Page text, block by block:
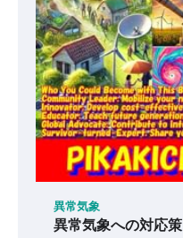
異常気象
異常気象への対応策